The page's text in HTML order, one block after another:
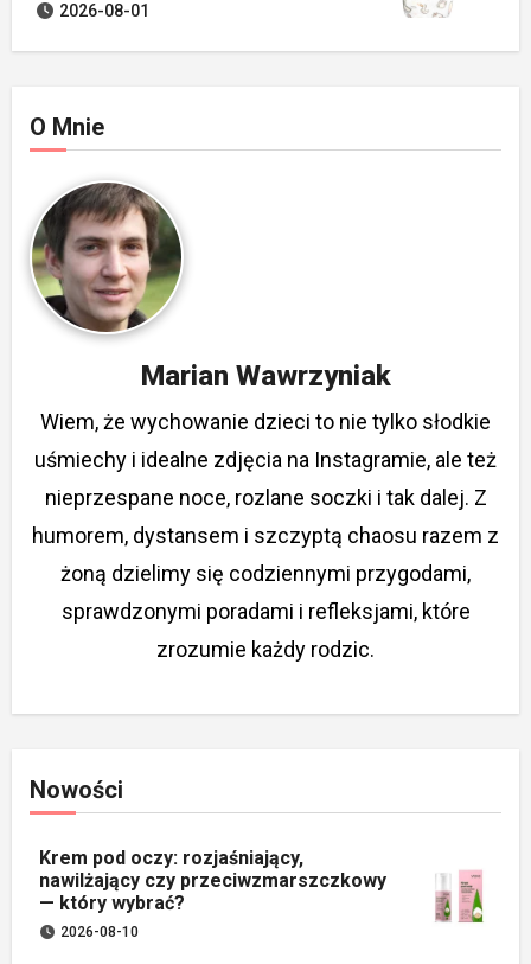
2026-08-01
O Mnie
Marian Wawrzyniak
Wiem, że wychowanie dzieci to nie tylko słodkie
uśmiechy i idealne zdjęcia na Instagramie, ale też
nieprzespane noce, rozlane soczki i tak dalej. Z
humorem, dystansem i szczyptą chaosu razem z
żoną dzielimy się codziennymi przygodami,
sprawdzonymi poradami i refleksjami, które
zrozumie każdy rodzic.
Nowości
Krem pod oczy: rozjaśniający,
nawilżający czy przeciwzmarszczkowy
— który wybrać?
2026-08-10